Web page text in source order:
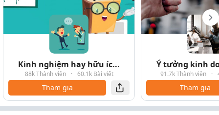
Kinh nghiệm hay hữu íc...
88k Thành viên · 60.1k Bài viết
Tham gia
Ý tưởng kinh
91.7k Thành viên ·
Tham gia